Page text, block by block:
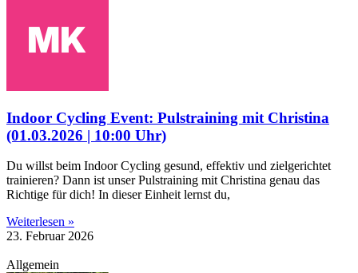
Indoor Cycling Event: Pulstraining mit Christina
(01.03.2026 | 10:00 Uhr)
Du willst beim Indoor Cycling gesund, effektiv und zielgerichtet
trainieren? Dann ist unser Pulstraining mit Christina genau das
Richtige für dich! In dieser Einheit lernst du,
Weiterlesen »
23. Februar 2026
Allgemein